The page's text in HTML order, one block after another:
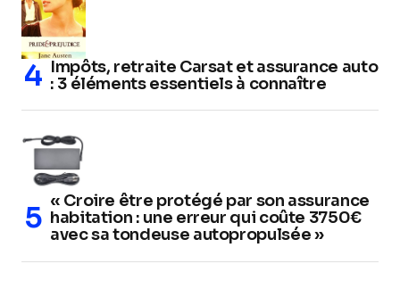
Impôts, retraite Carsat et assurance auto
: 3 éléments essentiels à connaître
« Croire être protégé par son assurance
habitation : une erreur qui coûte 3750€
avec sa tondeuse autopropulsée »